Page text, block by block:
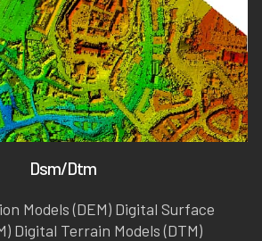
Dsm/Dtm
Models (DEM) Digital Surface
Digital Terrain Models (DTM)